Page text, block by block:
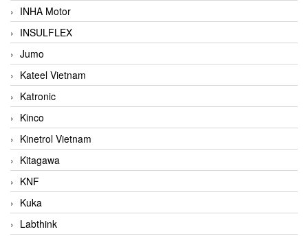
INHA Motor
INSULFLEX
Jumo
Kateel Vietnam
Katronic
Kinco
Kinetrol Vietnam
Kitagawa
KNF
Kuka
Labthink